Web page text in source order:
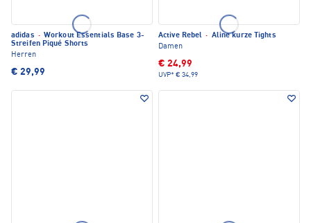
adidas · Workout Essentials Base 3-
Streifen Piqué Shorts
Herren
€ 29,99
Active Rebel · Aline kurze Tights
Damen
€ 24,99
UVP* € 34,99